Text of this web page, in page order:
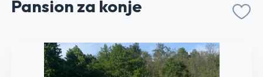
Pansion za konje